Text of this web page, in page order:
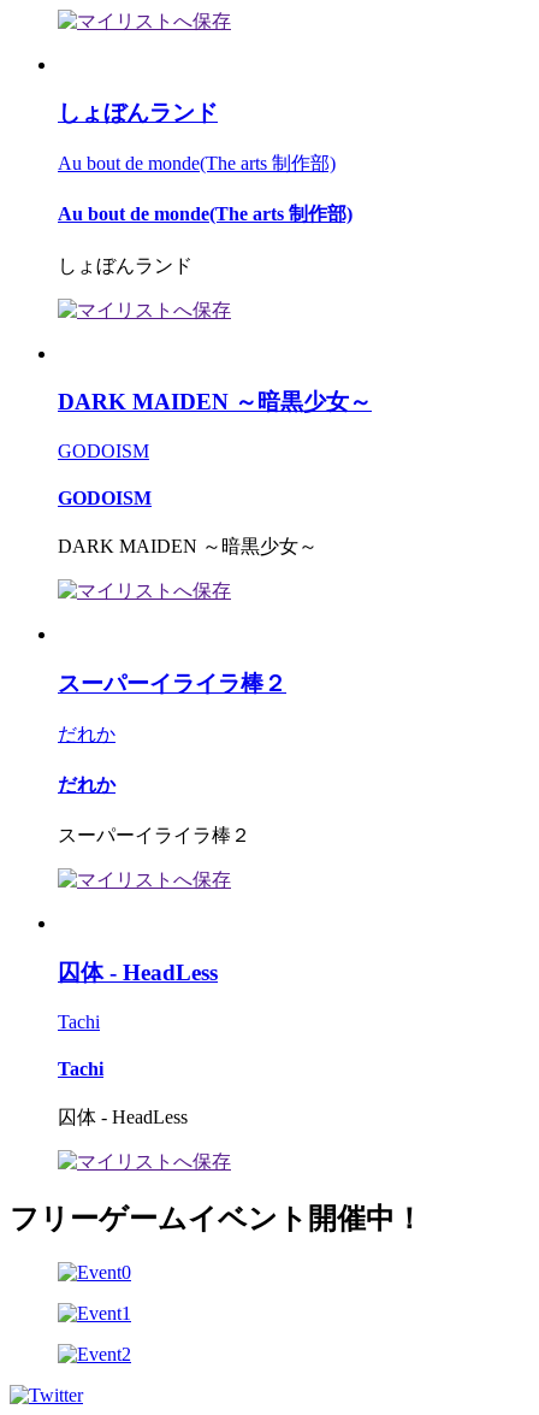
しょぼんランド
Au bout de monde(The arts 制作部)
Au bout de monde(The arts 制作部)
しょぼんランド
DARK MAIDEN ～暗黒少女～
GODOISM
GODOISM
DARK MAIDEN ～暗黒少女～
スーパーイライラ棒２
だれか
だれか
スーパーイライラ棒２
囚体 - HeadLess
Tachi
Tachi
囚体 - HeadLess
フリーゲームイベント開催中！